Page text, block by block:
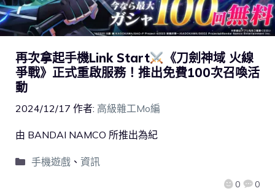
再次拿起手機Link Start
《刀劍神域 火線
爭戰》正式重啟服務！推出免費100次召喚活
動
2024/12/17 作者: 高級雜工Mo編
0 0
由 BANDAI NAMCO 所推出為紀
手機遊戲、 資訊